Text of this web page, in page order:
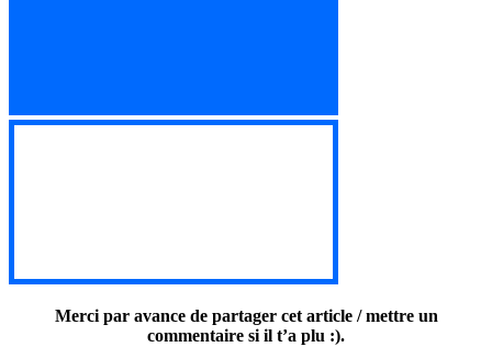
communauté UMento !
Merci par avance de partager cet article / mettre un
commentaire si il t’a plu :).